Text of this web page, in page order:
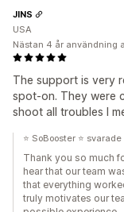
The support is very
spot-on. They were
shoot all troubles I
JINS
USA
Nästan 4 år användning
⭐ SoBooster ⭐
Thank you so much
hear that our team
that everything
truly motivates our